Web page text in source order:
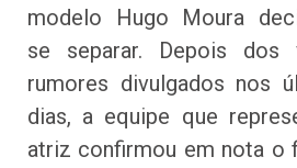
modelo Hugo Moura
se separar. Depois dos
rumores divulgados nos
dias, a equipe que
atriz confirmou em nota o